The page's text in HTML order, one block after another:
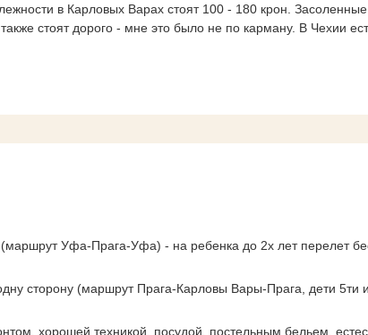
в Карловых Варах стоят 100 - 180 крон.
стоят дорого - мне это было не по карману. В Чехии
Уфа-Прага-Уфа) - на ребенка до 2х лет перелет
сторону (маршрут Прага-Карловы Вары-Прага, дети 5ти
хорошей техникой, посудой, постельным бельем,